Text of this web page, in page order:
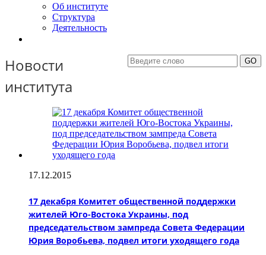
Об институте
Структура
Деятельность
Новости
института
17.12.2015
17 декабря Комитет общественной поддержки
жителей Юго-Востока Украины, под
председательством зампреда Совета Федерации
Юрия Воробьева, подвел итоги уходящего года